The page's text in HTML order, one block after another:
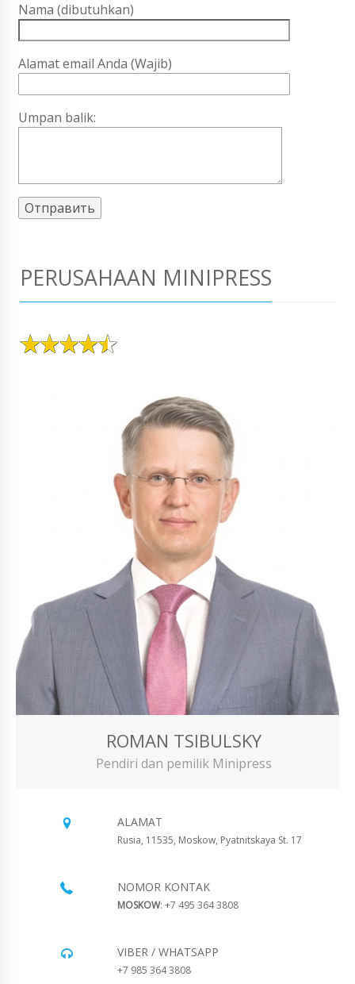
Nama (dibutuhkan)
Alamat email Anda (Wajib)
Umpan balik:
PERUSAHAAN MINIPRESS
ROMAN TSIBULSKY
Pendiri dan pemilik Minipress
ALAMAT
Rusia, 11535, Moskow, Pyatnitskaya St. 17
NOMOR KONTAK
MOSKOW: +7 495 364 3808
VIBER / WHATSAPP
+7 985 364 3808